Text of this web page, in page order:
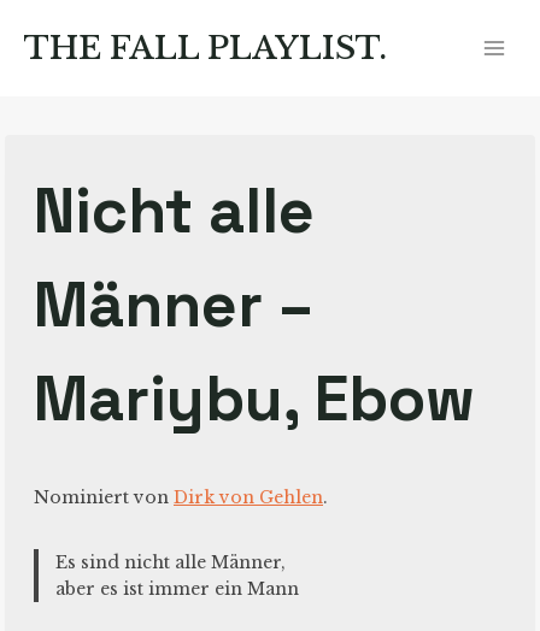
Inhalt
springen
THE FALL PLAYLIST.
Nicht alle
Männer –
Mariybu, Ebow
Nominiert von Dirk von Gehlen.
Es sind nicht alle Männer,
aber es ist immer ein Mann